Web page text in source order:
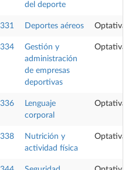
del deporte
Deportes aéreos Optativa
Gestión y
administración
de empresas
deportivas
Optativa
Lenguaje
corporal
Optativa
Nutrición y
actividad física
Optativa